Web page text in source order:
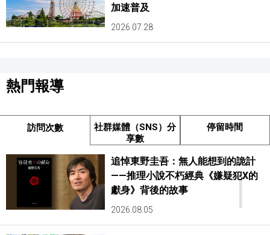
加速普及
2026.07.28
熱門報導
訪問次數
社群媒體（SNS）分
享數
停留時間
1
追悼東野圭吾：無人能想到的詭計
——推理小說不朽經典《嫌疑犯X的
獻身》背後的故事
2026.08.05